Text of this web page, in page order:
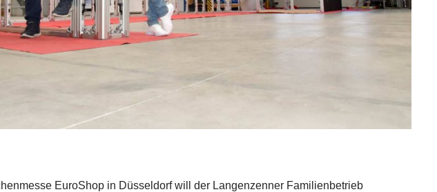
EuroShop in Düsseldorf will der Langenzenner Familienbetrieb